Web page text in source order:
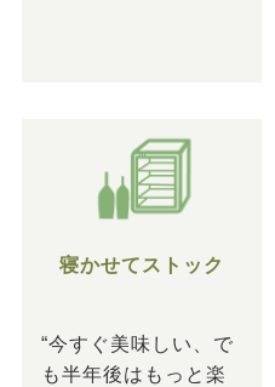
寝かせてストック
“今すぐ美味しい、で
も半年後はもっと楽